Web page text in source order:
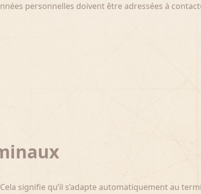
personnelles doivent être adressées à
signifie qu’il s’adapte automatiquement au